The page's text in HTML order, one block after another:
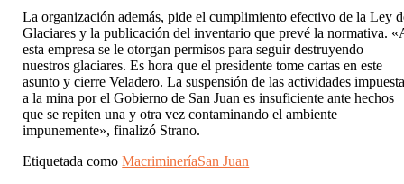
La organización además, pide el cumplimiento efectivo de la Ley
Glaciares y la publicación del inventario que prevé la normativa.
esta empresa se le otorgan permisos para seguir destruyendo
nuestros glaciares. Es hora que el presidente tome cartas en este
asunto y cierre Veladero. La suspensión de las actividades
a la mina por el Gobierno de San Juan es insuficiente ante hechos
que se repiten una y otra vez contaminando el ambiente
impunemente», finalizó Strano.
Etiquetada comoMacrimineríaSan Juan